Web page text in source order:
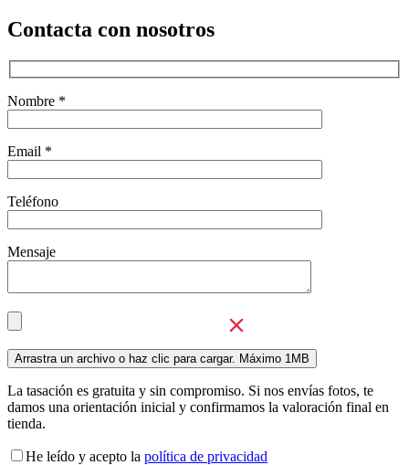
Contacta con nosotros
Nombre *
Email *
Teléfono
Mensaje
La tasación es gratuita y sin compromiso. Si nos envías fotos, te
damos una orientación inicial y confirmamos la valoración final en
tienda.
He leído y acepto la política de privacidad